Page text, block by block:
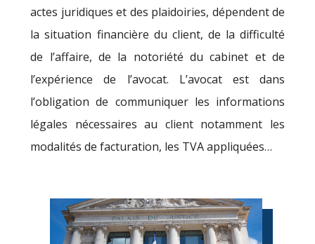
actes juridiques et des plaidoiries, dépendent de
la situation financière du client, de la difficulté
de l’affaire, de la notoriété du cabinet et de
l’expérience de l’avocat. L’avocat est dans
l’obligation de communiquer les informations
légales nécessaires au client notamment les
modalités de facturation, les TVA appliquées…